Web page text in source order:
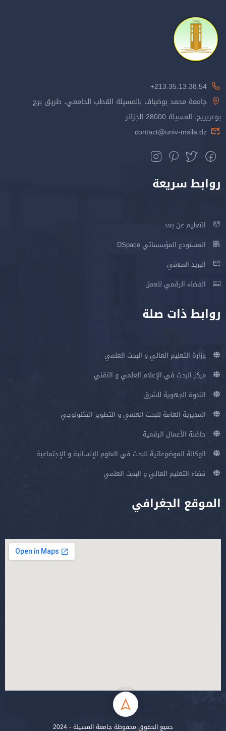
213.35.13.38.54+
جامعة محمد بوضياف بالمسيلة القطب الجامعي، طريق برج
بوعريريج، المسيلة 28000 الجزائر
contact@univ-msila.dz
روابط سريعة
التعليم عن بعد
المستودع المؤسساتي DSpace
البريد المهني
الفضاء الرقمي للعمل
روابط ذات صلة
وزارة التعليم العالي و البحث العلمي
مركز البحث في الإعلام العلمي و التقني
الندوة الجهوية للشرق
المديرية العامة للبحث العلمي و التطوير التكنولوجي
حاضنة الأعمال الرقمية
الوكالة الموضوعاتية للبحث في العلوم الإنسانية و الإجتماعية
فضاء التعليم العالي و البحث العلمي
الموقع الجغرافي
جميع الحقوق محفوظة جامعة المسيلة - 2024